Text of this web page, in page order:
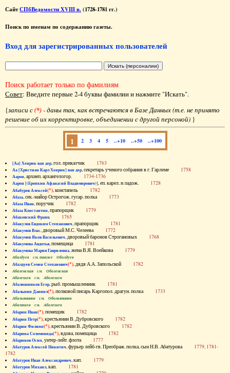
СайтСПбВедомости XVIII в. (1728-1781 гг.)
Поиск по именам по содержанию газеты.
Вход для зарегистрированных пользователей
Поиск работает только по фамилиям
Совет: Введите первые 2-4 буквы фамилии и нажмите "Искать".
{записи с(*)- даны так, как встречаются в Базе Данных (т.е. не принято
решение об их корректировке, объединении с другой персоной) }
1 2 3 4 5 ..+10 ..+50 ..+100
[Аа] Хенрик ван дер, гол. приказчик 1763
Аа [Христиан Карл Хенрик] ван дер, секретарь ученого собрания в г. Гарлеме 1758
Аарон, архиеп. архангелогор. 1734-1736
Аарон [(Еропкин Афанасий Владимирович)], еп. карел. и ладож. 1728
Абабуров Алексей(*), констапель 1782
Абаза, сек.-майор Острогож. гусар. полка 1773
Абаза Иван, поручик 1782
Абаза Константин, прапорщик 1779
Абаковский Франц 1765
Абакулов Евдоким Степанович, прапорщик 1781
Абакумов Влас, дворовый М.С. Челеева 1772
Абакумов Яков Васильевич, дворовый баронов Строгановых 1768
Абакумова Авдотья, помещица 1781
Абакумова Мария Гавриловна, жена В.Я. Воейкова 1779
Абалдуев см. также Оболдуев
Абалдуев Семен Степанович(*), дядя А.А. Запольской 1782
Абаленская см. Оболенская
Абалешев см. Аболешев
Абалишников Егор, рыб. промышленник 1781
Абалыхин Даниил(*), полковой писарь Каргопол. драгун. полка 1733
Абальянинов см. Обольянинов
Абаляшев см. Аболешев
Абарин Иван(*), помещик 1782
Абарин Петр(*), крестьянин В. Дубровского 1782
Абарин Филипп(*), крестьянин В. Дубровского 1782
Абарина Соломонида(*), вдова, помещица 1782
Абаринов Осип, унтер-лейт. флота 1777
Абатуров Алексей Никитич, фурьер лейб-гв. Преображ. полка, сын Н.В. Абатурова 1779, 1781-
1782
Абатуров Иван Александрович, кап. 1779
Абатуров Михаил, кап. 1781